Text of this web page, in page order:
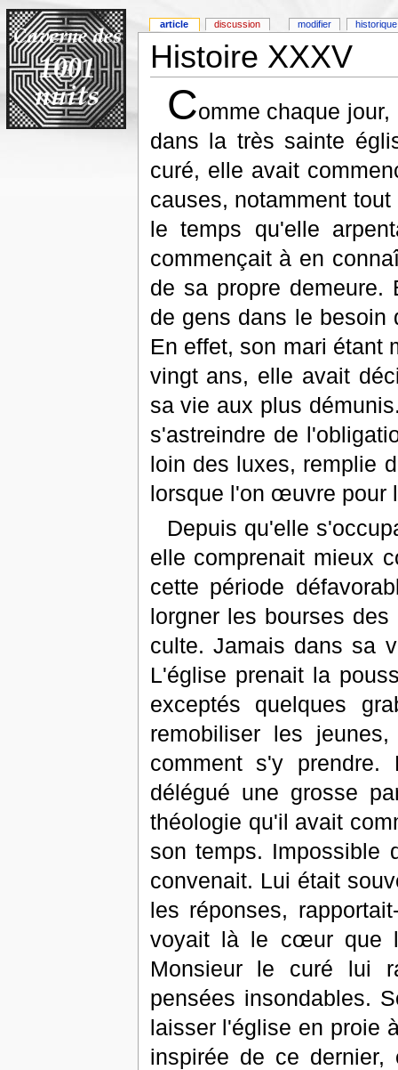
Histoire XXXV
Comme chaque
dans la très sainte
curé, elle avait
causes, notamment
le temps qu'elle
commençait à en
de sa propre demeure.
de gens dans le besoin
En effet, son mari étant
vingt ans, elle avait
sa vie aux plus
s'astreindre de
loin des luxes, remplie
lorsque l'on œuvre pour
Depuis qu'elle
elle comprenait mieux
cette période
lorgner les bourses
culte. Jamais dans sa
L'église prenait la
exceptés quelques
remobiliser les
comment s'y
délégué une grosse
théologie qu'il avait
son temps. Impossible
convenait. Lui était
les réponses,
voyait là le cœur que
Monsieur le curé lui
pensées insondables.
laisser l'église en proie
inspirée de ce
article discussion modifier historique